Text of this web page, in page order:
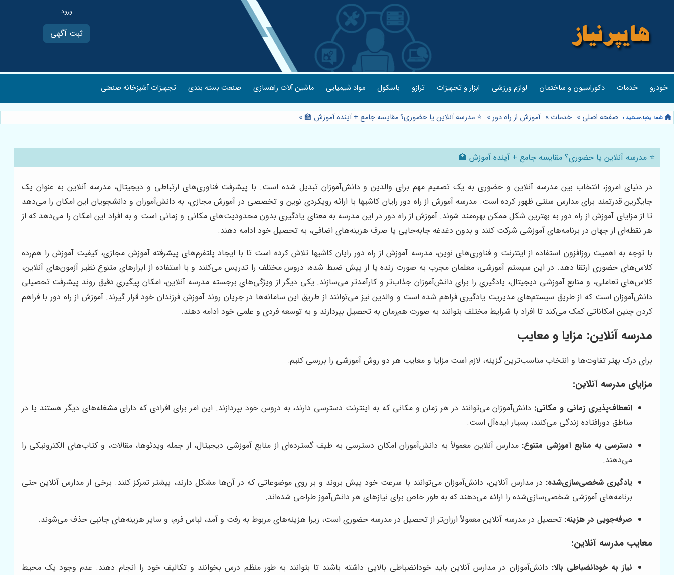
ثبت آگهی
خودرو خدمات دکوراسیون و ساختمان لوازم ورزشی ابزار و تجهیزات ترازو باسکول مواد شیمیایی ماشین آلات راهسازی صنعت بسته بندی تجهیزات آشپزخانه صنعتی
صفحه اصلی » خدمات » آموزش از راه دور» ⭐️ مدرسه آنلاین یا حضوری؟ مقایسه جامع + آینده آموزش 🏫 »
⭐️ مدرسه آنلاین یا حضوری؟ مقایسه جامع + آینده آموزش 🏫
در دنیای امروز، انتخاب بین مدرسه آنلاین و حضوری به یک تصمیم مهم برای والدین و دانش‌آموزان تبدیل شده است. با پیشرفت فناوری‌های ارتباطی و دیجیتال، مدرسه آنلاین به عنوان یک
جایگزین قدرتمند برای مدارس سنتی ظهور کرده است. مدرسه آموزش از راه دور رایان کاشیها با ارائه رویکردی نوین و تخصصی در آموزش مجازی، به دانش‌آموزان و دانشجویان این امکان را می‌دهد
تا از مزایای آموزش از راه دور به بهترین شکل ممکن بهره‌مند شوند. آموزش از راه دور در این مدرسه به معنای یادگیری بدون محدودیت‌های مکانی و زمانی است و به افراد این امکان را می‌دهد که از
هر نقطه‌ای از جهان در برنامه‌های آموزشی شرکت کنند و بدون دغدغه جابه‌جایی یا صرف هزینه‌های اضافی، به تحصیل خود ادامه دهند.
با توجه به اهمیت روزافزون استفاده از اینترنت و فناوری‌های نوین، مدرسه آموزش از راه دور رایان کاشیها تلاش کرده است تا با ایجاد پلتفرم‌های پیشرفته آموزش مجازی، کیفیت آموزش را هم‌رده
کلاس‌های حضوری ارتقا دهد. در این سیستم آموزشی، معلمان مجرب به صورت زنده یا از پیش ضبط شده، دروس مختلف را تدریس می‌کنند و با استفاده از ابزارهای متنوع نظیر آزمون‌های آنلاین،
کلاس‌های تعاملی، و منابع آموزشی دیجیتال، یادگیری را برای دانش‌آموزان جذاب‌تر و کارآمدتر می‌سازند. یکی دیگر از ویژگی‌های برجسته مدرسه آنلاین، امکان پیگیری دقیق روند پیشرفت تحصیلی
دانش‌آموزان است که از طریق سیستم‌های مدیریت یادگیری فراهم شده است و والدین نیز می‌توانند از طریق این سامانه‌ها در جریان روند آموزش فرزندان خود قرار گیرند. آموزش از راه دور با فراهم
کردن چنین امکاناتی کمک می‌کند تا افراد با شرایط مختلف بتوانند به صورت هم‌زمان به تحصیل بپردازند و به توسعه فردی و علمی خود ادامه دهند.
مدرسه آنلاین: مزایا و معایب
برای درک بهتر تفاوت‌ها و انتخاب مناسب‌ترین گزینه، لازم است مزایا و معایب هر دو روش آموزشی را بررسی کنیم:
مزایای مدرسه آنلاین:
انعطاف‌پذیری زمانی و مکانی: دانش‌آموزان می‌توانند در هر زمان و مکانی که به اینترنت دسترسی دارند، به دروس خود بپردازند. این امر برای افرادی که دارای مشغله‌های دیگر هستند یا در
مناطق دورافتاده زندگی می‌کنند، بسیار ایده‌آل است.
دسترسی به منابع آموزشی متنوع: مدارس آنلاین معمولاً به دانش‌آموزان امکان دسترسی به طیف گسترده‌ای از منابع آموزشی دیجیتال، از جمله ویدئوها، مقالات، و کتاب‌های الکترونیکی را
می‌دهند.
یادگیری شخصی‌سازی‌شده: در مدارس آنلاین، دانش‌آموزان می‌توانند با سرعت خود پیش بروند و بر روی موضوعاتی که در آن‌ها مشکل دارند، بیشتر تمرکز کنند. برخی از مدارس آنلاین حتی
برنامه‌های آموزشی شخصی‌سازی‌شده را ارائه می‌دهند که به طور خاص برای نیازهای هر دانش‌آموز طراحی شده‌اند.
صرفه‌جویی در هزینه: تحصیل در مدرسه آنلاین معمولاً ارزان‌تر از تحصیل در مدرسه حضوری است، زیرا هزینه‌های مربوط به رفت و آمد، لباس فرم، و سایر هزینه‌های جانبی حذف می‌شوند.
معایب مدرسه آنلاین:
نیاز به خودانضباطی بالا: دانش‌آموزان در مدارس آنلاین باید خودانضباطی بالایی داشته باشند تا بتوانند به طور منظم درس بخوانند و تکالیف خود را انجام دهند. عدم وجود یک محیط